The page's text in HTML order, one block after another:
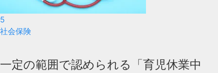
5
社会保険
一定の範囲で認められる「育児休業中